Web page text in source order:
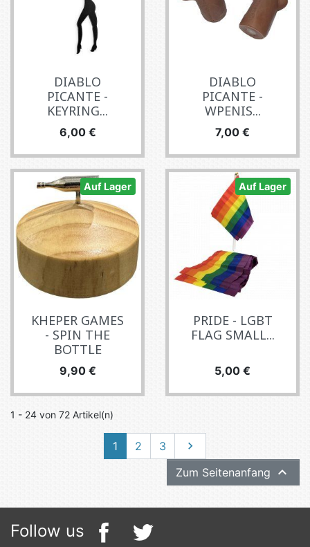
DIABLO
PICANTE -
KEYRING...
Preis
6,00 €
DIABLO
PICANTE -
WPENIS...
Preis
7,00 €
Auf Lager
KHEPER GAMES
- SPIN THE
BOTTLE
Preis
9,90 €
Auf Lager
PRIDE - LGBT
FLAG SMALL...
Preis
5,00 €
1 - 24 von 72 Artikel(n)
1 2 3 Weiter

Zum Seitenanfang 
Follow us